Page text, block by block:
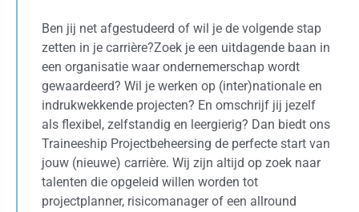
Ben jij net afgestudeerd of wil je de volgende stap
zetten in je carrière?Zoek je een uitdagende baan in
een organisatie waar ondernemerschap wordt
gewaardeerd? Wil je werken op (inter)nationale en
indrukwekkende projecten? En omschrijf jij jezelf
als flexibel, zelfstandig en leergierig? Dan biedt ons
Traineeship Projectbeheersing de perfecte start van
jouw (nieuwe) carrière. Wij zijn altijd op zoek naar
talenten die opgeleid willen worden tot
projectplanner, risicomanager of een allround